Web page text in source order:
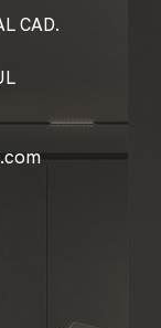
CAD.